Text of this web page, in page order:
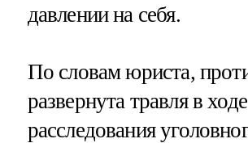
давлении на себя.
По словам юриста,
развернута травля в ходе
расследования